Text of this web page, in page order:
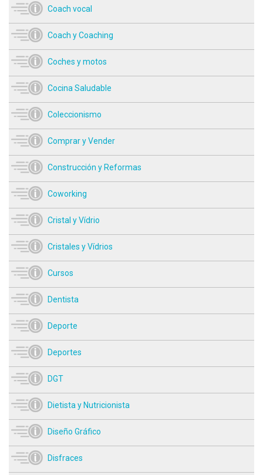
Coach vocal
Coach y Coaching
Coches y motos
Cocina Saludable
Coleccionismo
Comprar y Vender
Construcción y Reformas
Coworking
Cristal y Vídrio
Cristales y Vídrios
Cursos
Dentista
Deporte
Deportes
DGT
Dietista y Nutricionista
Diseño Gráfico
Disfraces